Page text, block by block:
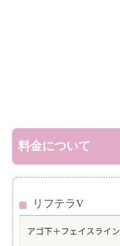
料金について
リフテラV
アゴ下＋フェイスライン